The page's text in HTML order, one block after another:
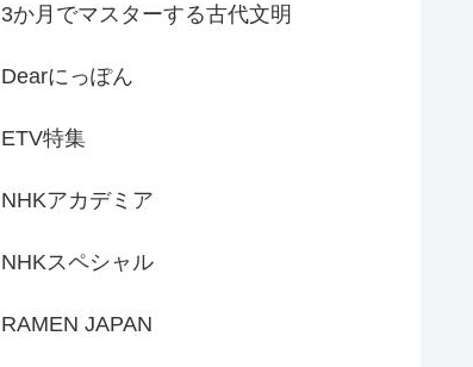
3か月でマスターする古代文明
Dearにっぽん
ETV特集
NHKアカデミア
NHKスペシャル
RAMEN JAPAN